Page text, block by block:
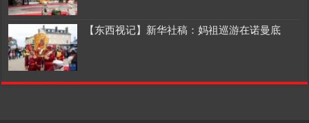
【东西视记】新华社稿：妈祖巡游在诺曼底